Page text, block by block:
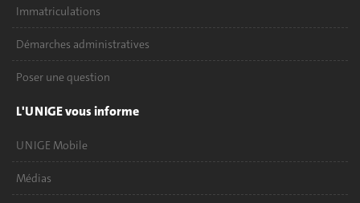
Immatriculations
Démarches administratives
Poser une question
L'UNIGE vous informe
UNIGE Mobile
Médias